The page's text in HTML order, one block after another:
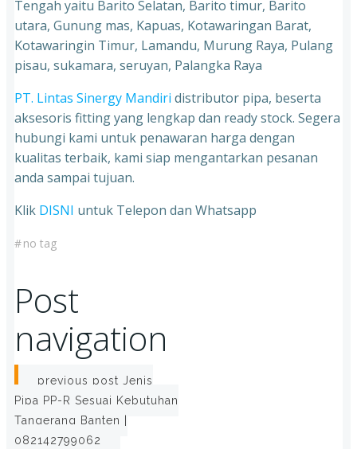
Tengah yaitu Barito Selatan, Barito timur, Barito
utara, Gunung mas, Kapuas, Kotawaringan Barat,
Kotawaringin Timur, Lamandu, Murung Raya, Pulang
pisau, sukamara, seruyan, Palangka Raya
PT. Lintas Sinergy Mandiri distributor pipa, beserta
aksesoris fitting yang lengkap dan ready stock. Segera
hubungi kami untuk penawaran harga dengan
kualitas terbaik, kami siap mengantarkan pesanan
anda sampai tujuan.
Klik DISNI untuk Telepon dan Whatsapp
#no tag
Post
navigation
previous post Jenis
Pipa PP-R Sesuai Kebutuhan
Tangerang Banten |
082142799062